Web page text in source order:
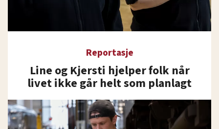
Reportasje
Line og Kjersti hjelper folk når
livet ikke går helt som planlagt